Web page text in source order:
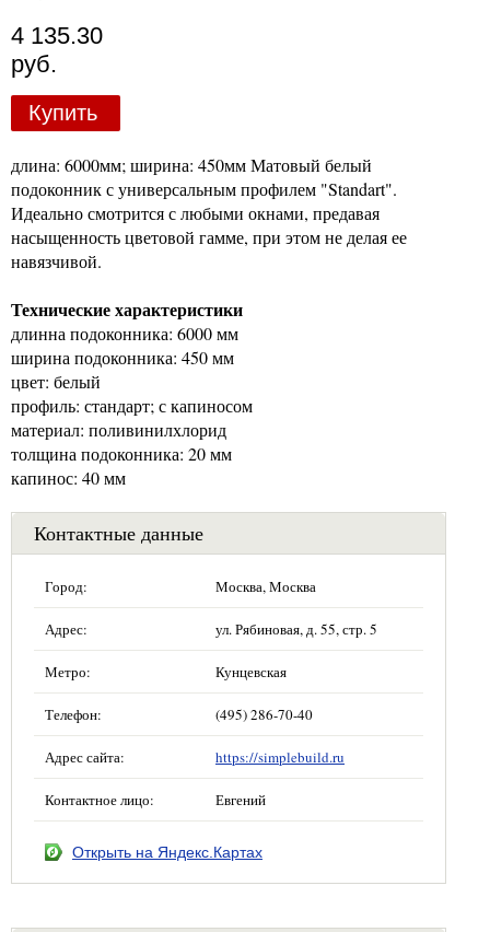
4 135.30
руб.
Купить
длина: 6000мм; ширина: 450мм Матовый белый
подоконник с универсальным профилем "Standart".
Идеально смотрится с любыми окнами, предавая
насыщенность цветовой гамме, при этом не делая ее
навязчивой.
Технические характеристики
длинна подоконника: 6000 мм
ширина подоконника: 450 мм
цвет: белый
профиль: стандарт; с капиносом
материал: поливинилхлорид
толщина подоконника: 20 мм
капинос: 40 мм
Контактные данные
Город: Москва, Москва
Адрес: ул. Рябиновая, д. 55, стр. 5
Метро: Кунцевская
Телефон: (495) 286-70-40
Адрес сайта: https://simplebuild.ru
Контактное лицо: Евгений
Открыть на Яндекс.Картах